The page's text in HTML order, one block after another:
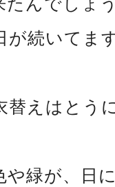
が続いてま
替えはとう
や緑が、日